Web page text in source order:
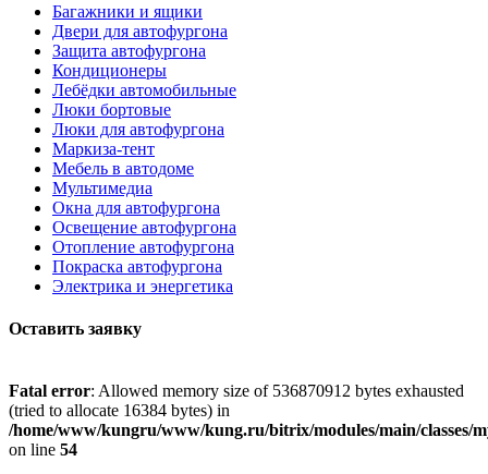
Багажники и ящики
Двери для автофургона
Защита автофургона
Кондиционеры
Лебёдки автомобильные
Люки бортовые
Люки для автофургона
Маркиза-тент
Мебель в автодоме
Мультимедиа
Окна для автофургона
Освещение автофургона
Отопление автофургона
Покраска автофургона
Электрика и энергетика
Оставить заявку
Fatal error: Allowed memory size of 536870912 bytes exhausted
(tried to allocate 16384 bytes) in
/home/www/kungru/www/kung.ru/bitrix/modules/main/classes/
on line 54